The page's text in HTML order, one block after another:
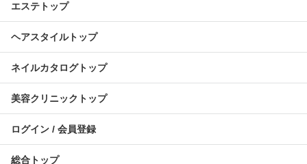
エステトップ
ヘアスタイルトップ
ネイルカタログトップ
美容クリニックトップ
ログイン / 会員登録
総合トップ